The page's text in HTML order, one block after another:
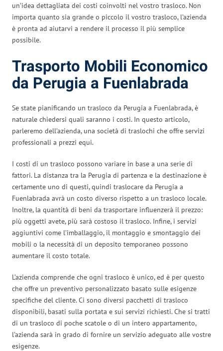
un’idea dettagliata dei costi coinvolti nel vostro trasloco. Non
importa quanto sia grande o piccolo il vostro trasloco, l’azienda
è pronta ad aiutarvi a rendere il processo il più semplice
possibile.
Trasporto Mobili Economico
da Perugia a Fuenlabrada
Se state pianificando un trasloco da Perugia a Fuenlabrada, è
naturale chiedersi quali saranno i costi. In questo articolo,
parleremo dell’azienda, una società di traslochi che offre servizi
professionali a prezzi equi.
I costi di un trasloco possono variare in base a una serie di
fattori. La distanza tra la Perugia di partenza e la destinazione è
certamente uno di questi, quindi traslocare da Perugia a
Fuenlabrada avrà un costo diverso rispetto a un trasloco locale.
Inoltre, la quantità di beni da trasportare influenzerà il prezzo:
più oggetti avete, più sarà costoso il trasloco. Infine, i servizi
aggiuntivi come l’imballaggio, il montaggio e smontaggio dei
mobili o la necessità di un deposito temporaneo possono
aumentare il costo totale.
L’azienda comprende che ogni trasloco è unico, ed è per questo
che offre un preventivo personalizzato basato sulle esigenze
specifiche del cliente. Ci sono diversi pacchetti di trasloco
disponibili, basati sulla portata e sui servizi richiesti. Che si tratti
di un trasloco di poche scatole o di un intero appartamento,
l’azienda sarà in grado di fornire un servizio adeguato alle vostre
esigenze.